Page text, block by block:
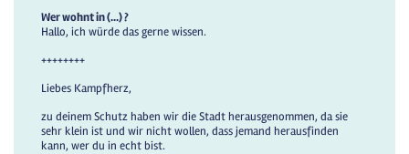
Wer wohnt in (...) ?
Hallo, ich würde das gerne wissen.
++++++++
Liebes Kampfherz,
zu deinem Schutz haben wir die Stadt herausgenommen, da sie
sehr klein ist und wir nicht wollen, dass jemand herausfinden
kann, wer du in echt bist.